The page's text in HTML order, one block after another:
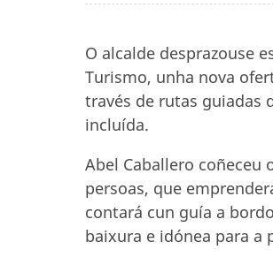
O alcalde desprazouse
Turismo, unha nova
través de rutas guiadas
incluída.
Abel Caballero coñeceu
persoas, que
contará cun guía a
baixura e idónea para